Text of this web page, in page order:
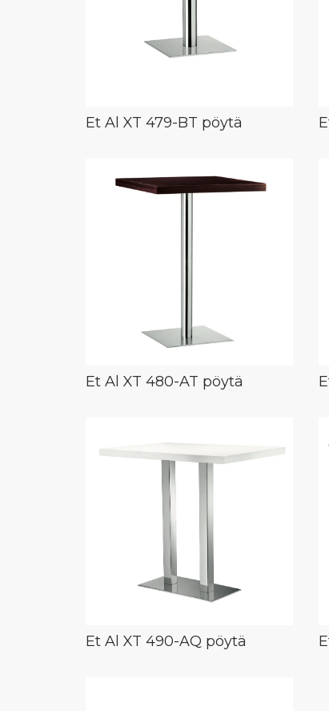
Et Al XT 479-BT pöytä
Et Al XT 480-AT pöytä
Et Al XT 490-AQ pöytä